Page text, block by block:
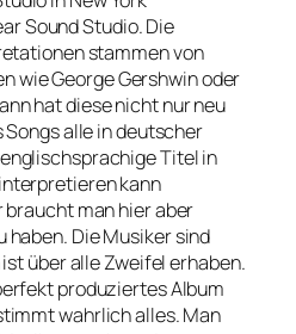
Sound Studio. Die
stammen von
wie George Gershwin oder
hat diese nicht nur neu
alle in deutscher
Titel in
kann
man hier aber
Die Musiker sind
über alle Zweifel erhaben.
produziertes Album
wahrlich alles. Man